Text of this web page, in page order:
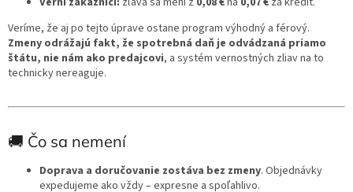
Veríme, že aj po tejto úprave ostane program výhodný a férový.
Zmeny odrážajú fakt, že spotrebná daň je odvádzaná priamo
štátu, nie nám ako predajcovi, a systém vernostných zliav na to
technicky nereaguje.
🚚 Čo sa nemení
Doprava a doručovanie zostáva bez zmeny. Objednávky
expedujeme ako vždy – expresne a spoľahlivo.